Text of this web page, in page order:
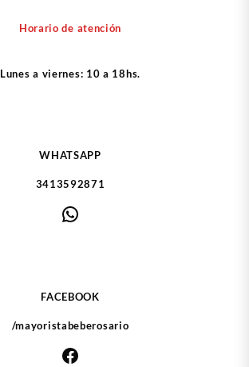
Horario de atención
Lunes a viernes: 10 a 18hs.
WHATSAPP
3413592871
WhatsApp
FACEBOOK
/mayoristabeberosario
Facebook